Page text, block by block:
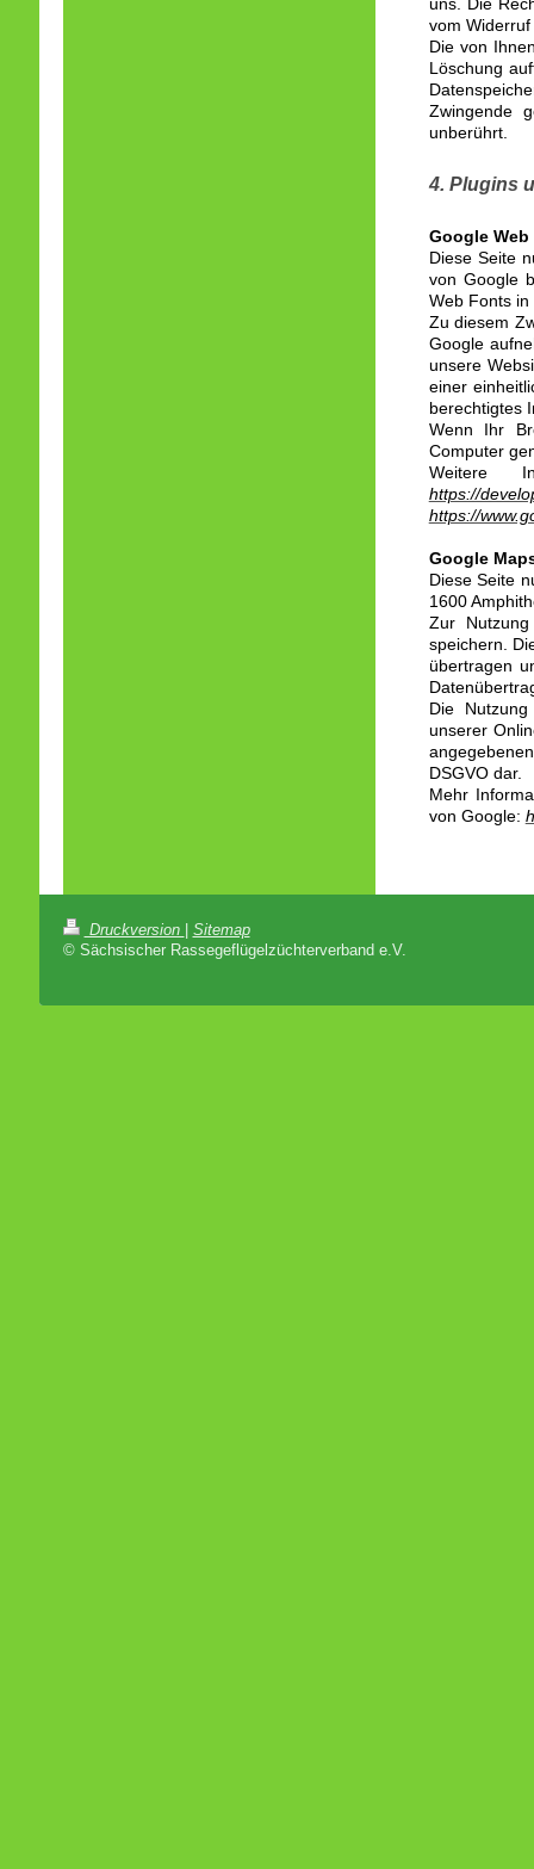
vom
Die von
Löschung
Zwingende
unberührt.
4. Plugins
Google
Diese Seite
von Google
Web Fonts
Zu diesem
Google
unsere
einer
berechtigtes
Wenn Ihr
Computer
Weitere
https://
https://
Google
Diese Seite
1600
Zur
speichern.
übertragen
Die
unserer
DSGVO dar.
Mehr
von Google:
Druckversion
Sitemap
© Sächsischer Rassegeflügelzüchterverband e.V.